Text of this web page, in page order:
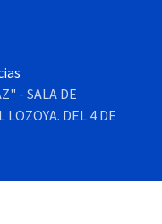
- SALA DE
LOZOYA. DEL 4 DE